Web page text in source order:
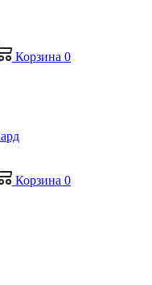
Корзина 0
Корзина 0